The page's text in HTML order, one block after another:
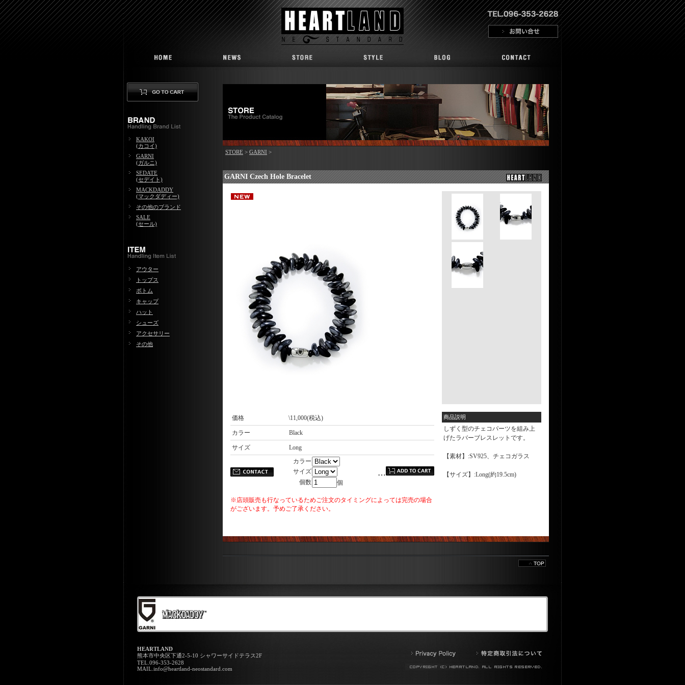
KAKOI
(カコイ)
GARNI
(ガルニ)
SEDATE
(セデイト)
MACKDADDY
(マックダディー)
その他のブランド
SALE
(セール)
アウター
トップス
ボトム
キャップ
ハット
シューズ
アクセサリー
その他
STORE > GARNI >
GARNI Czech Hole Bracelet
価格 \11,000(税込)
カラー Black
サイズ
Long
カラー
サイズ
個数
個
…
※店頭販売も行なっているためご注文のタイミングによっては完売の場合
がございます。予めご了承ください。
商品説明
しずく型のチェコパーツを組み上
げたラバーブレスレットです。
【素材】:SV925、チェコガラス
【サイズ】:Long(約19.5cm)
HEARTLAND
熊本市中央区下通2-5-10 シャワーサイドテラス2F
TEL.096-353-2628
MAIL.info@heartland-neostandard.com